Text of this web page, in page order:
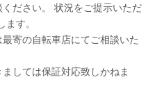
ださい。 状況をご提示いただ
す。
寄の自転車店にてご相談いた
しては保証対応致しかねま